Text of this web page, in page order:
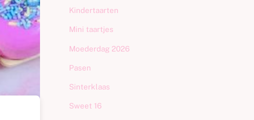
Kindertaarten
Mini taartjes
Moederdag 2026
Pasen
Sinterklaas
Sweet 16